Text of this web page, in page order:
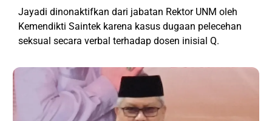
Jayadi dinonaktifkan dari jabatan Rektor UNM oleh
Kemendikti Saintek karena kasus dugaan pelecehan
seksual secara verbal terhadap dosen inisial Q.